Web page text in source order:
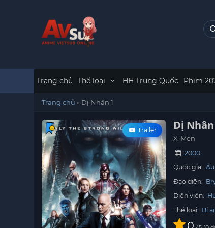
Trang chủ Thể loại HH Trung Quốc Phim
Trang chủ » Dị Nhân 1
Trailer Dị Nhân
X-Men
2000
Quốc gia:
Đạo diễn:
Diễn viên:
Thể loại: Bí